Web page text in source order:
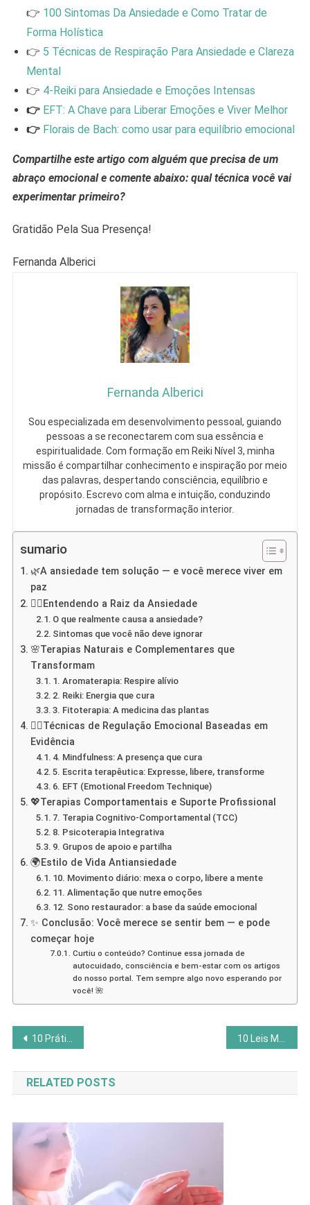
👉 100 Sintomas Da Ansiedade e Como Tratar de
Forma Holística
👉 5 Técnicas de Respiração Para Ansiedade e Clareza
Mental
👉 4-Reiki para Ansiedade e Emoções Intensas
👉EFT: A Chave para Liberar Emoções e Viver Melhor
👉 Florais de Bach: como usar para equilíbrio emocional
Compartilhe este artigo com alguém que precisa de um
abraço emocional e comente abaixo: qual técnica você vai
experimentar primeiro?
Gratidão Pela Sua Presença!
Fernanda Alberici
Fernanda Alberici
Sou especializada em desenvolvimento pessoal, guiando
pessoas a se reconectarem com sua essência e
espiritualidade. Com formação em Reiki Nível 3, minha
missão é compartilhar conhecimento e inspiração por meio
das palavras, despertando consciência, equilíbrio e
propósito. Escrevo com alma e intuição, conduzindo
jornadas de transformação interior.
sumario
🌿A ansiedade tem solução — e você merece viver em
paz
💆‍♀️Entendendo a Raiz da Ansiedade
O que realmente causa a ansiedade?
Sintomas que você não deve ignorar
🌸Terapias Naturais e Complementares que
Transformam
1. Aromaterapia: Respire alívio
2. Reiki: Energia que cura
3. Fitoterapia: A medicina das plantas
🧘‍♀️Técnicas de Regulação Emocional Baseadas em
Evidência
4. Mindfulness: A presença que cura
5. Escrita terapêutica: Expresse, libere, transforme
6. EFT (Emotional Freedom Technique)
💖Terapias Comportamentais e Suporte Profissional
7. Terapia Cognitivo-Comportamental (TCC)
8. Psicoterapia Integrativa
9. Grupos de apoio e partilha
🌍Estilo de Vida Antiansiedade
10. Movimento diário: mexa o corpo, libere a mente
11. Alimentação que nutre emoções
12. Sono restaurador: a base da saúde emocional
✨ Conclusão: Você merece se sentir bem — e pode
começar hoje
Curtiu o conteúdo? Continue essa jornada de
autocuidado, consciência e bem-estar com os artigos
do nosso portal. Tem sempre algo novo esperando por
você! 🌺
Navegação
de
Post
10 Práticas de Autocuidado Para Reduzir Estresse com a Sabedoria das Deusas 10 Leis Maquiavélicas do Autodomínio: Estratégias Poderosas
RELATED POSTS